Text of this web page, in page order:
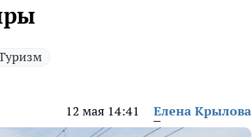
12 мая 14:41 Елена Крылова